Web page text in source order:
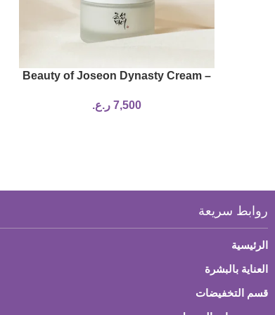
Beauty of Joseon Dynasty Cream –
7,500 ر.ع.
روابط سريعة
الرئيسية
العناية بالبشرة
قسم التخفيضات